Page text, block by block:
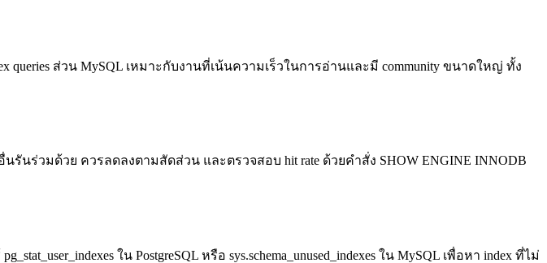
queries ส่วน MySQL เหมาะกับงานที่เน้นความเร็วในการอ่านและมี community ขนาดใหญ่ ทั้ง
รันร่วมด้วย ควรลดลงตามสัดส่วน และตรวจสอบ hit rate ด้วยคำสั่ง SHOW ENGINE INNODB
ใน PostgreSQL หรือ sys.schema_unused_indexes ใน MySQL เพื่อหา index ที่ไม่